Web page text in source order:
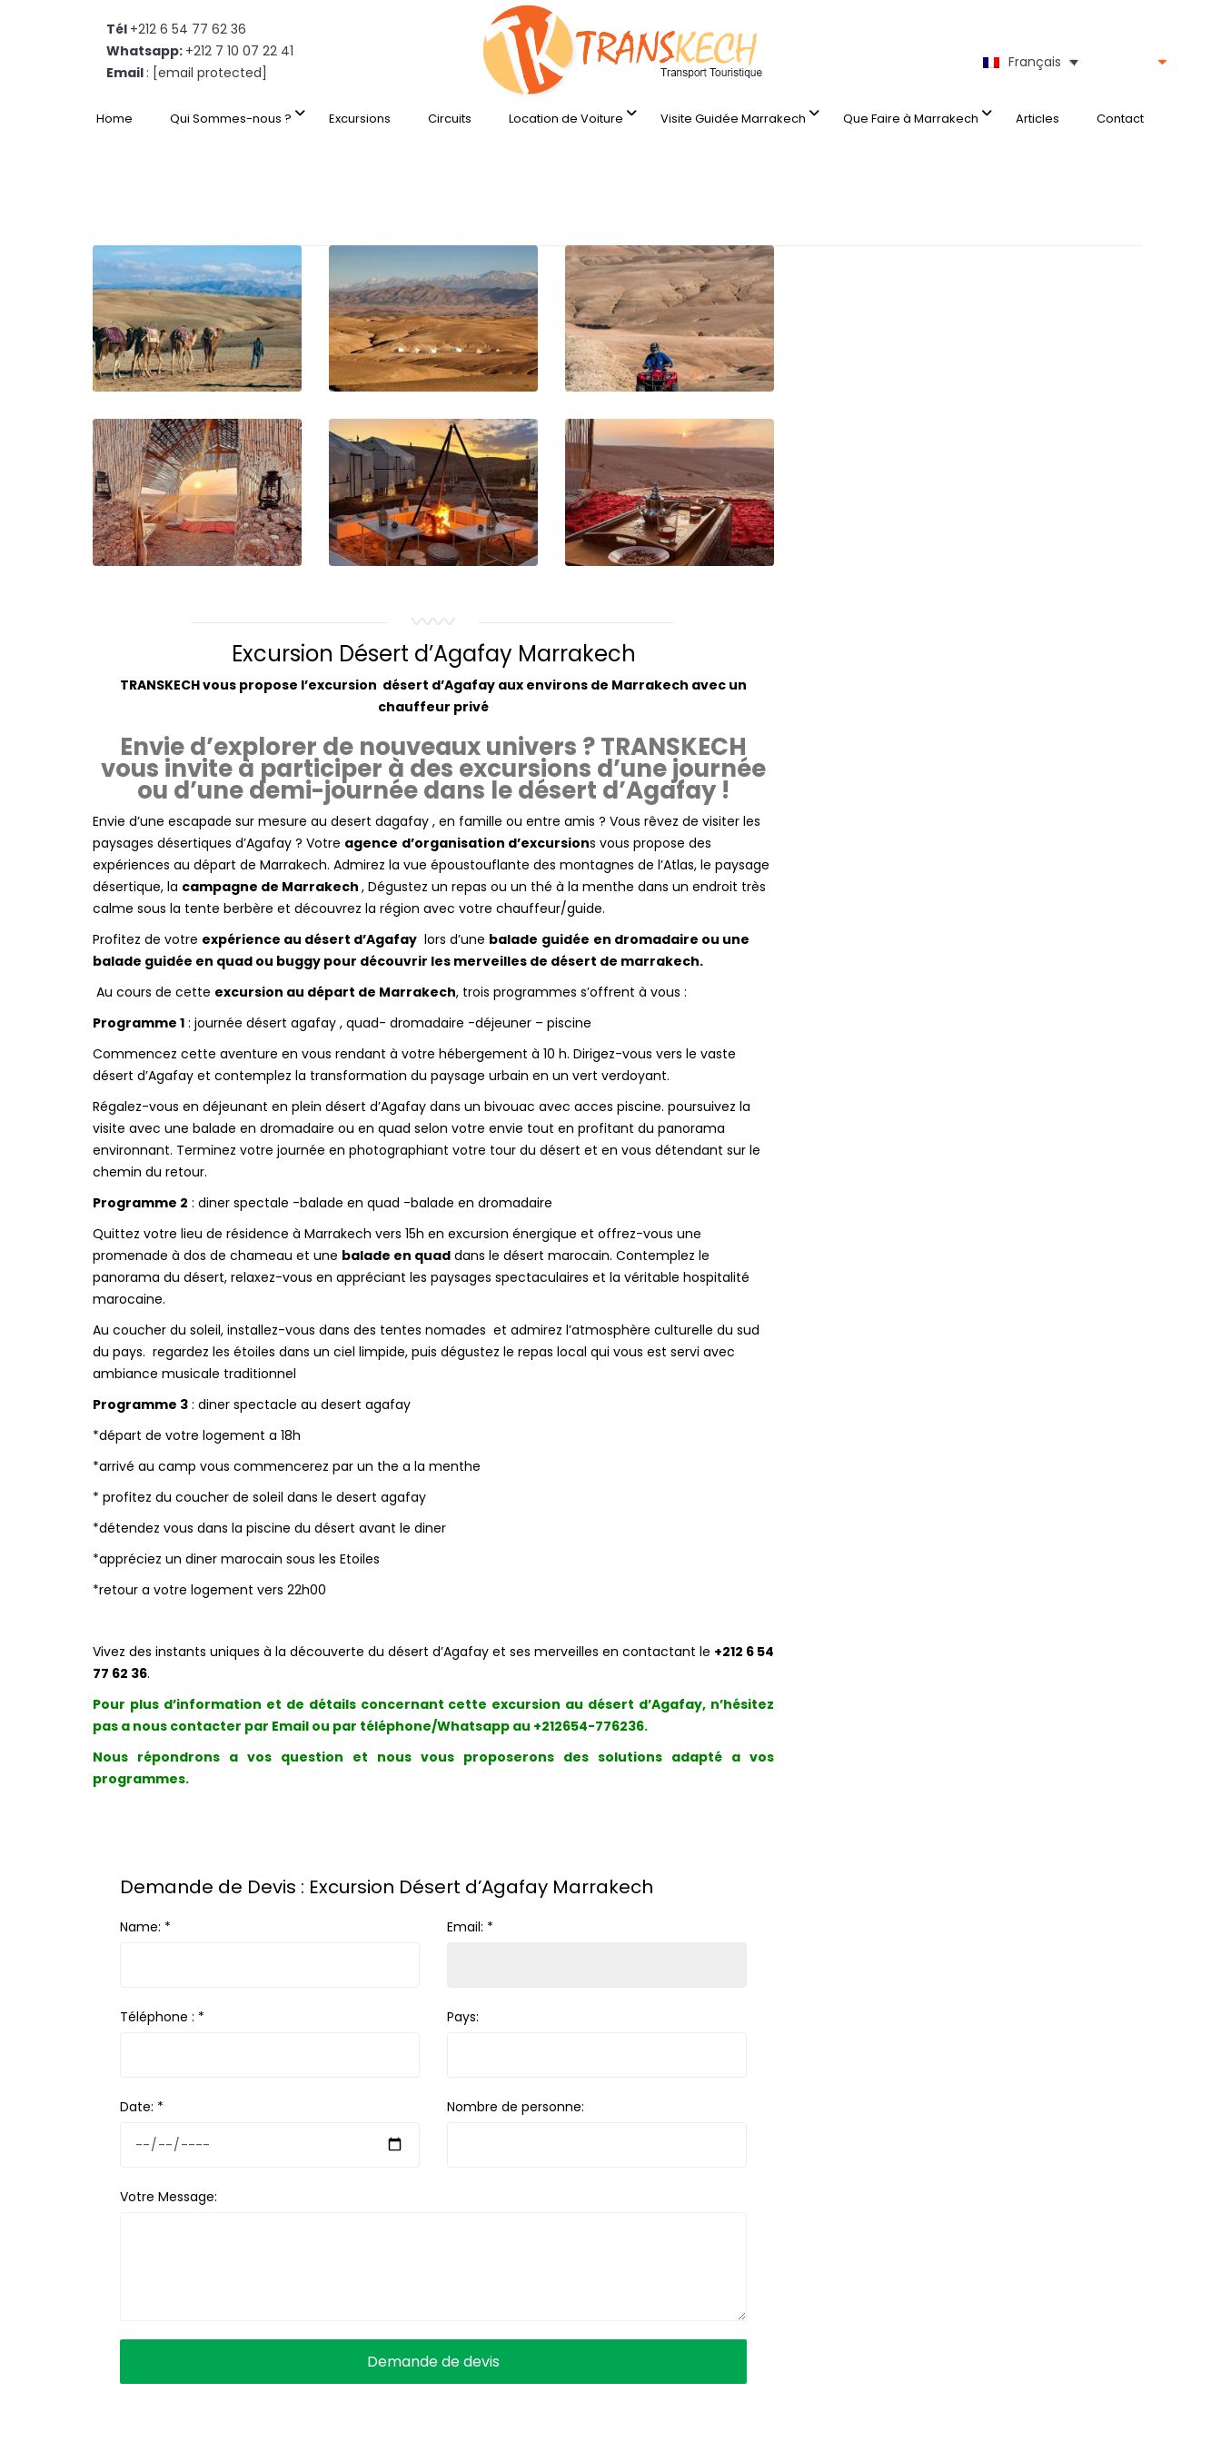
Tél +212 6 54 77 62 36
Whatsapp: +212 7 10 07 22 41
Email : [email protected]
Français
Home Qui Sommes-nous ? Excursions Circuits Location de Voiture Visite Guidée Marrakech Que Faire à Marrakech Articles Contact
Excursion Désert d’Agafay Marrakech
TRANSKECH vous propose l’excursion désert d’Agafay aux environs de Marrakech avec un
chauffeur privé
Envie d’explorer de nouveaux univers ? TRANSKECH
vous invite à participer à des excursions d’une journée
ou d’une demi-journée dans le désert d’Agafay !
Envie d’une escapade sur mesure au desert dagafay , en famille ou entre amis ? Vous rêvez de visiter les
paysages désertiques d’Agafay ? Votre agence d’organisation d’excursions vous propose des
expériences au départ de Marrakech. Admirez la vue époustouflante des montagnes de l’Atlas, le paysage
désertique, la campagne de Marrakech , Dégustez un repas ou un thé à la menthe dans un endroit très
calme sous la tente berbère et découvrez la région avec votre chauffeur/guide.
Profitez de votre expérience au désert d’Agafay lors d’une balade guidée en dromadaire ou une
balade guidée en quad ou buggy pour découvrir les merveilles de désert de marrakech.
Au cours de cette excursion au départ de Marrakech, trois programmes s’offrent à vous :
Programme 1 : journée désert agafay , quad- dromadaire -déjeuner – piscine
Commencez cette aventure en vous rendant à votre hébergement à 10 h. Dirigez-vous vers le vaste
désert d’Agafay et contemplez la transformation du paysage urbain en un vert verdoyant.
Régalez-vous en déjeunant en plein désert d’Agafay dans un bivouac avec acces piscine. poursuivez la
visite avec une balade en dromadaire ou en quad selon votre envie tout en profitant du panorama
environnant. Terminez votre journée en photographiant votre tour du désert et en vous détendant sur le
chemin du retour.
Programme 2 : diner spectale -balade en quad -balade en dromadaire
Quittez votre lieu de résidence à Marrakech vers 15h en excursion énergique et offrez-vous une
promenade à dos de chameau et une balade en quad dans le désert marocain. Contemplez le
panorama du désert, relaxez-vous en appréciant les paysages spectaculaires et la véritable hospitalité
marocaine.
Au coucher du soleil, installez-vous dans des tentes nomades et admirez l’atmosphère culturelle du sud
du pays. regardez les étoiles dans un ciel limpide, puis dégustez le repas local qui vous est servi avec
ambiance musicale traditionnel
Programme 3 : diner spectacle au desert agafay
*départ de votre logement a 18h
*arrivé au camp vous commencerez par un the a la menthe
* profitez du coucher de soleil dans le desert agafay
*détendez vous dans la piscine du désert avant le diner
*appréciez un diner marocain sous les Etoiles
*retour a votre logement vers 22h00
Vivez des instants uniques à la découverte du désert d’Agafay et ses merveilles en contactant le +212 6 54
77 62 36.
Pour plus d’information et de détails concernant cette excursion au désert d’Agafay, n’hésitez
pas a nous contacter par Email ou par téléphone/Whatsapp au +212654-776236.
Nous répondrons a vos question et nous vous proposerons des solutions adapté a vos
programmes.
Demande de Devis : Excursion Désert d’Agafay Marrakech
Name: * Email: *
Téléphone : * Pays:
Date: * Nombre de personne:
Votre Message: